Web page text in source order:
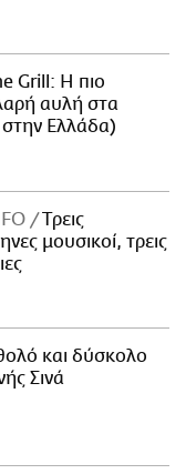
Grill: Η πιο
αυλή στα
στην Ελλάδα)
Tρεις
μουσικοί, τρεις
και δύσκολο
Σινά